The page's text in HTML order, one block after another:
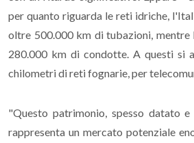
per quanto riguarda le reti idriche,
oltre 500.000 km di tubazioni, mentre
280.000 km di condotte. A questi si
chilometri di reti fognarie, per
"Questo patrimonio, spesso datato
rappresenta un mercato potenziale